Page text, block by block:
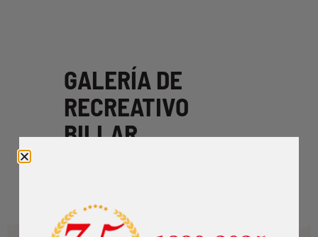
GALERÍA DE
RECREATIVO
BILLAR